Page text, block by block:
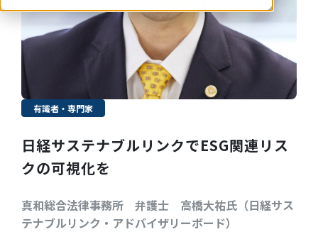
有識者・専門家
日経サステナブルリンクでESG関連リス
クの可視化を
真和総合法律事務所 弁護士 高橋大祐氏（日経サス
テナブルリンク・アドバイザリーボード）